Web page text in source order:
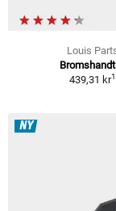
Louis
439,31 kr1
NY